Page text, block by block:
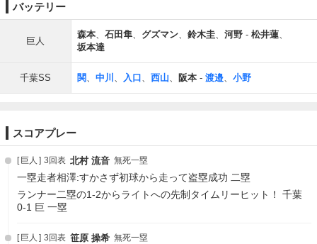
バッテリー
巨人
森本、 石田隼、 グズマン、 鈴木圭、 河野 - 松井蓮、
坂本達
千葉SS 関、 中川 、 入口 、 西山、 阪本 - 渡邉、 小野
スコアプレー
巨人 3回表 北村 流音 無死一塁
一塁走者相澤:すかさず初球から走って盗塁成功 二塁
ランナー二塁の1-2からライトへの先制タイムリーヒット！ 千葉
0-1 巨 一塁
巨人 3回表 笹原 操希 無死一塁